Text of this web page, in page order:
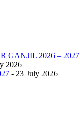
GANJIL 2026 – 2027
2026
- 23 July 2026